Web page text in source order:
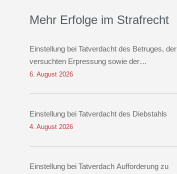
Mehr Erfolge im Strafrecht
Einstellung bei Tatverdacht des Betruges, der
versuchten Erpressung sowie der
Datenveränderung
6. August 2026
Einstellung bei Tatverdacht des Diebstahls
4. August 2026
Einstellung bei Tatverdach Aufforderung zu